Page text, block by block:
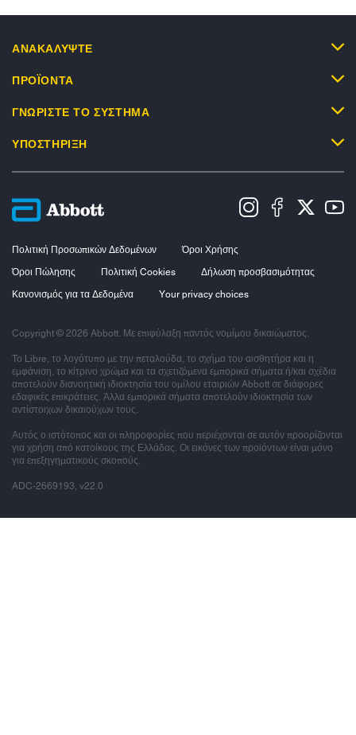
ΑΝΑΚΑΛΥΨΤΕ
ΠΡΟΪΟΝΤΑ
ΓΝΩΡΙΣΤΕ ΤΟ ΣΥΣΤΗΜΑ
ΥΠΟΣΤΗΡΙΞΗ
Πολιτική Προσωπικών Δεδομένων
Όροι Χρήσης
Όροι Πώλησης
Πολιτική Cookies
Δήλωση προσβασιμότητας
Κανονισμός για τα Δεδομένα
Your privacy choices
Copyright © 2026 Abbott. Με επιφύλαξη παντός νομίμου δικαιώματος.
Το Libre, το λογότυπο με την πεταλούδα, το σχήμα του αισθητήρα και η
εμφάνιση, το κίτρινο χρώμα και τα σχετιζόμενα εμπορικά σήματα ή/και σχέδια
αποτελούν διανοητική ιδιοκτησία του ομίλου εταιριών Abbott σε διάφορες
εδαφικές επικράτειες. Άλλα εμπορικά σήματα αποτελούν ιδιοκτησία των
αντίστοιχων δικαιούχων τους.
Αυτός ο ιστότοπος και οι πληροφορίες που περιέχονται σε αυτόν προορίζονται
για χρήση από κατοίκους της Ελλάδας. Οι εικόνες των προϊόντων είναι μόνο
για επεξηγηματικούς σκοπούς.
ADC-2669193, v22.0